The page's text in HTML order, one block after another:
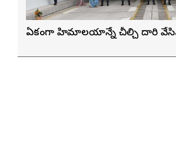
ఏకంగా హిమాలయాన్నే చీల్చి దారి